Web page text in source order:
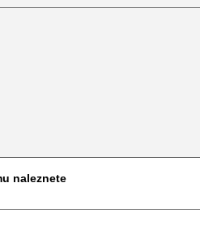
naleznete